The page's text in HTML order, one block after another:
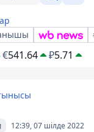
€541.64 ₽5.71
12:39, 07 шілде 2022